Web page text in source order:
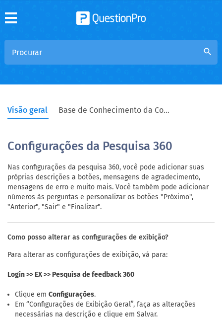
search
Visão geral Base de Conhecimento da Comunidade
Configurações da Pesquisa 360
Nas configurações da pesquisa 360, você pode adicionar suas
próprias descrições a botões, mensagens de agradecimento,
mensagens de erro e muito mais. Você também pode adicionar
números às perguntas e personalizar os botões "Próximo",
"Anterior", "Sair" e "Finalizar".
Como posso alterar as configurações de exibição?
Para alterar as configurações de exibição, vá para:
Login >> EX >> Pesquisa de feedback 360
Clique em Configurações.
Em “Configurações de Exibição Geral”, faça as alterações
necessárias na descrição e clique em Salvar.